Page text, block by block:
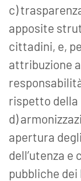
c)
apposite
cittadini, e,
attribuzione
rispetto della
d)
apertura
dell’utenza
pubbliche dei